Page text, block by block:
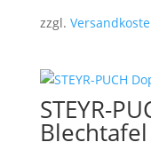
zzgl.
STEYR-
Blechtafel